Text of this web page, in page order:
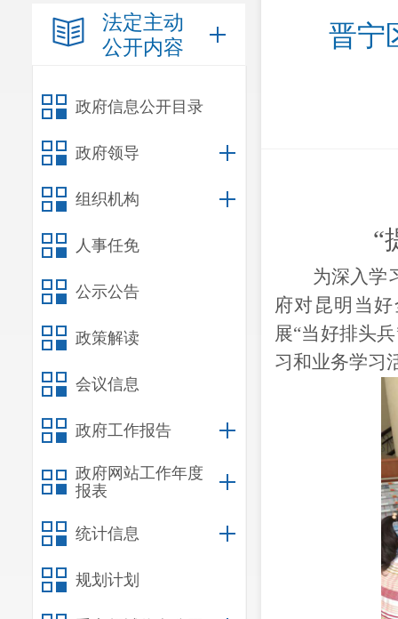
法定主动
公开内容
政府信息公开目录
政府领导
组织机构
人事任免
公示公告
政策解读
会议信息
政府工作报告
政府网站工作年度
报表
统计信息
规划计划
晋宁
“
为深入学
府对昆明当
展“当好排头
习和业务学习